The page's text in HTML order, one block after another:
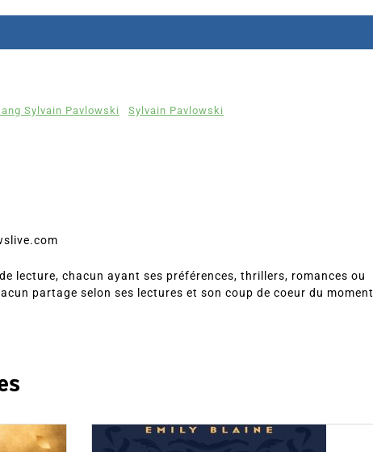
Sylvain Pavlowski Sylvain Pavlowski
lecture, chacun ayant ses préférences, thrillers, romances ou
partage selon ses lectures et son coup de coeur du moment